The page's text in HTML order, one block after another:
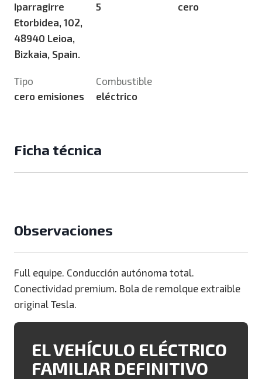
Iparragirre
Etorbidea, 102,
48940 Leioa,
Bizkaia, Spain.
5
cero
Tipo
cero emisiones
Combustible
eléctrico
Ficha técnica
Observaciones
Full equipe. Conducción autónoma total.
Conectividad premium. Bola de remolque extraible
original Tesla.
EL VEHÍCULO ELÉCTRICO
FAMILIAR DEFINITIVO